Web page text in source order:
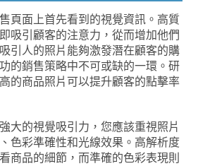
頁面上首先看到的視覺資訊。高質
吸引顧客的注意力，從而增加他們
引人的照片能夠激發潛在顧客的購
的銷售策略中不可或缺的一環。研
的商品照片可以提升顧客的點擊率
大的視覺吸引力，您應該重視照片
色彩準確性和光線效果。高解析度
商品的細節，而準確的色彩表現則